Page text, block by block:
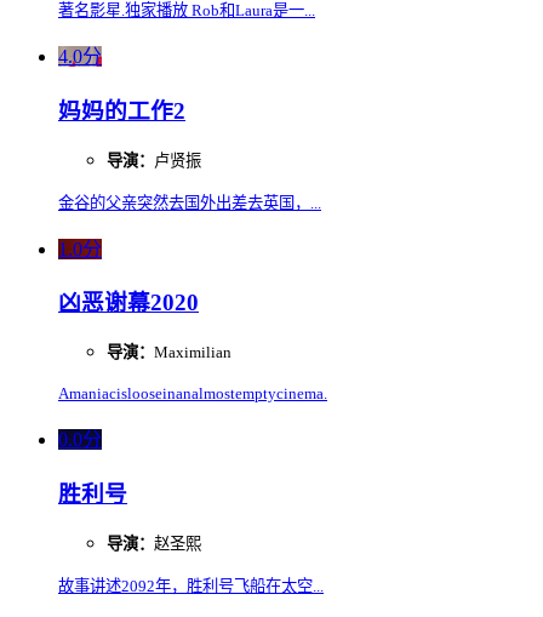
著名影星.独家播放 Rob和Laura是一...
4.0分
妈妈的工作2
导演： 卢贤振
金谷的父亲突然去国外出差去英国，...
1.0分
凶恶谢幕2020
导演： Maximilian
Amaniacislooseinanalmostemptycinema.
0.0分
胜利号
导演： 赵圣熙
故事讲述2092年，胜利号飞船在太空...